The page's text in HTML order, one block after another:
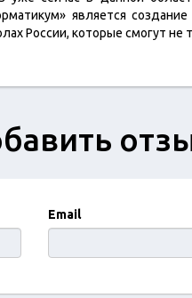
является
России, которые смогут не
Email